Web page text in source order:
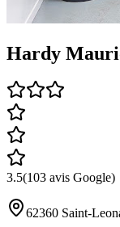
Hardy
3.5(103 avis Google)
62360 Saint-